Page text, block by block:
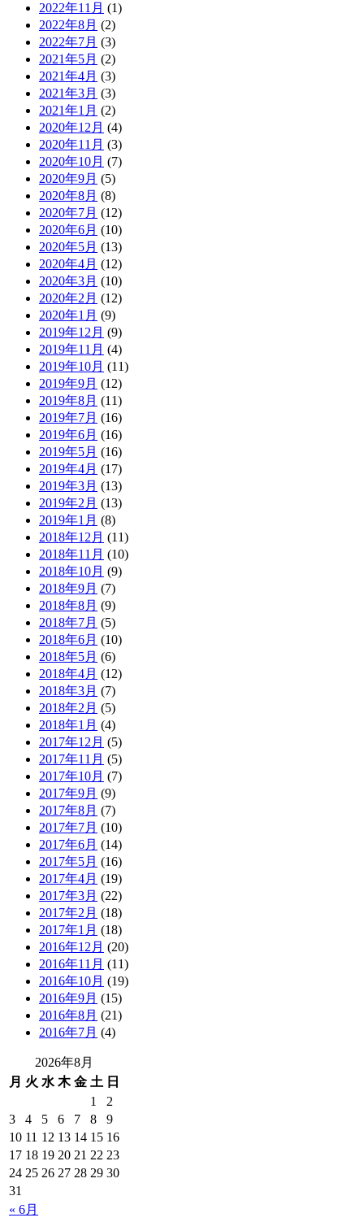
2022年11月 (1)
2022年8月 (2)
2022年7月 (3)
2021年5月 (2)
2021年4月 (3)
2021年3月 (3)
2021年1月 (2)
2020年12月 (4)
2020年11月 (3)
2020年10月 (7)
2020年9月 (5)
2020年8月 (8)
2020年7月 (12)
2020年6月 (10)
2020年5月 (13)
2020年4月 (12)
2020年3月 (10)
2020年2月 (12)
2020年1月 (9)
2019年12月 (9)
2019年11月 (4)
2019年10月 (11)
2019年9月 (12)
2019年8月 (11)
2019年7月 (16)
2019年6月 (16)
2019年5月 (16)
2019年4月 (17)
2019年3月 (13)
2019年2月 (13)
2019年1月 (8)
2018年12月 (11)
2018年11月 (10)
2018年10月 (9)
2018年9月 (7)
2018年8月 (9)
2018年7月 (5)
2018年6月 (10)
2018年5月 (6)
2018年4月 (12)
2018年3月 (7)
2018年2月 (5)
2018年1月 (4)
2017年12月 (5)
2017年11月 (5)
2017年10月 (7)
2017年9月 (9)
2017年8月 (7)
2017年7月 (10)
2017年6月 (14)
2017年5月 (16)
2017年4月 (19)
2017年3月 (22)
2017年2月 (18)
2017年1月 (18)
2016年12月 (20)
2016年11月 (11)
2016年10月 (19)
2016年9月 (15)
2016年8月 (21)
2016年7月 (4)
2026年8月
月 火 水 木 金 土 日
« 6月
1
2
3
4 5 6 7 8
9
10 11 12 13 14 15 16
17 18 19 20 21 22 23
24 25 26 27 28 29 30
31